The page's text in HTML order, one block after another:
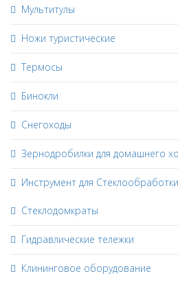
Мультитулы
Ножи туристические
Термосы
Бинокли
Снегоходы
Зернодробилки для домашнего
Инструмент для Стеклообработки
Стеклодомкраты
Гидравлические тележки
Клининговое оборудование